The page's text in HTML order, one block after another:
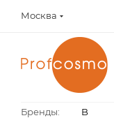
Москва
Бренды: B